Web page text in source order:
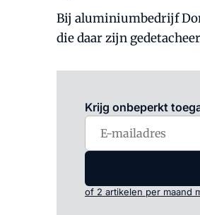
Bij aluminiumbedrijf
die daar zijn
Krijg onbeperkt
of 2 artikelen per maand